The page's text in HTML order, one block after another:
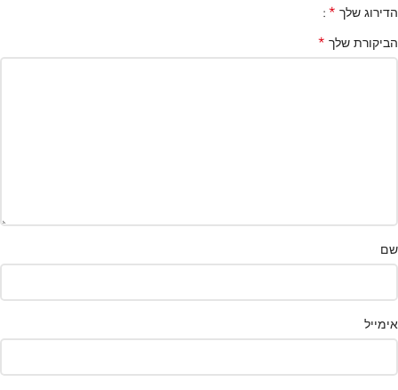
הדירוג שלך *
הביקורת שלך *
שם
אימייל